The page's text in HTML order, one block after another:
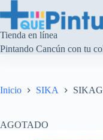
al
contenido
Tienda en línea
Pintando Cancún con tu
Inicio SIKA
AGOTADO